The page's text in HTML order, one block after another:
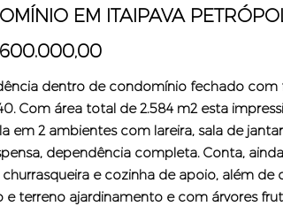
EM ITAIPAVA
dentro de condomínio fechado com
Com área total de 2.584 m2 esta
em 2 ambientes com lareira, sala de
dependência completa. Conta,
e cozinha de apoio, além de
e terreno ajardinamento e com árvores